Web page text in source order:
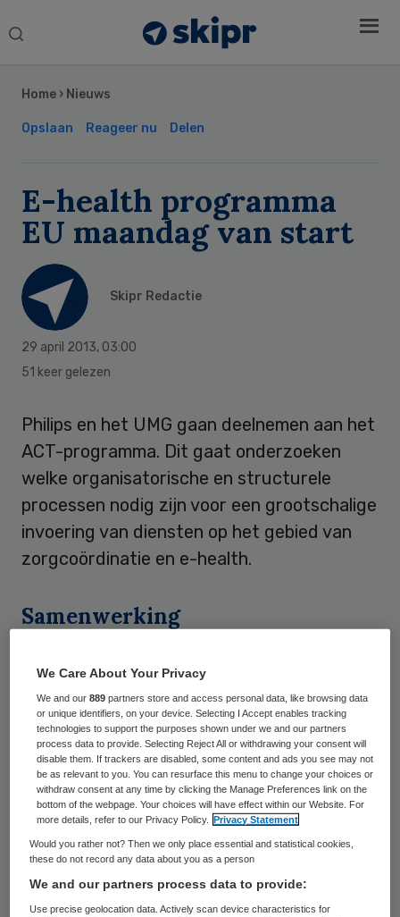
Search
Home › Nieuws
Opslaan Reageer nu Delen
E-health programma
EU maandag van start
Skipr Redactie
29 april 2013, 03:00
51 keer gelezen
Philips en het UMG gaan deelnemen aan het
ACT-programma. Dit gaat onderzoeken
welke organisatorische en structurele
processen nodig zijn voor een grootschalige
invoering van diensten op het gebied van
zorgcoördinatie en e-health.
Samenwerking
wordt gefinancierd door de EU. Het is een
samenwerking tussen zorgautoriteiten,
bedrijven, universiteiten en ziekenhuizen.
Vijf Europese regio’s (Baskenland en
Catalonië in Spanje, de Nederlandse
provincie Groningen, de Italiaanse regio
Lombardije en Schotland) zullen ieder hun
eigen systemen voor zorgcoördinatie en e-
Sidebar
We Care About Your Privacy
We and our889 partners store and access personal data, like browsing data
or unique identifiers, on your device. Selecting I Accept enables tracking
technologies to support the purposes shown under we and our partners
process data to provide. Selecting Reject All or withdrawing your consent will
disable them. If trackers are disabled, some content and ads you see may not
be as relevant to you. You can resurface this menu to change your choices or
withdraw consent at any time by clicking the Manage Preferences link on the
bottom of the webpage. Your choices will have effect within our Website. For
more details, refer to our Privacy Policy.
Privacy Statement
Would you rather not? Then we only place essential and statistical cookies,
these do not record any data about you as a person
We and our partners process data to provide:
Use precise geolocation data. Actively scan device characteristics for